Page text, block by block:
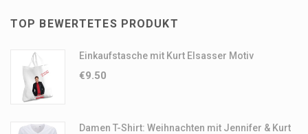
TOP BEWERTETES PRODUKT
Einkaufstasche mit Kurt Elsasser Motiv
€9.50
Damen T-Shirt: Weihnachten mit Jennifer & Kurt